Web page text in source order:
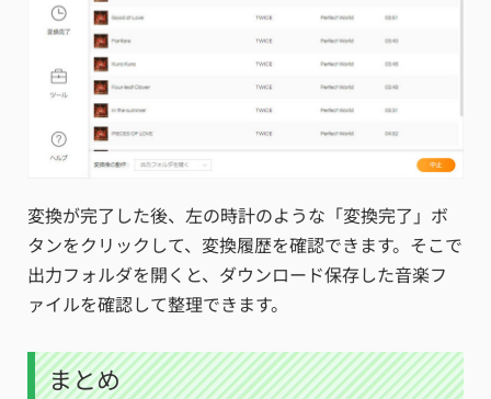
変換が完了した後、左の時計のような「変換完了」ボ
タンをクリックして、変換履歴を確認できます。そこで
出力フォルダを開くと、ダウンロード保存した音楽フ
ァイルを確認して整理できます。
まとめ